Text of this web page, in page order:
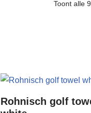
Toont alle
Rohnisch golf